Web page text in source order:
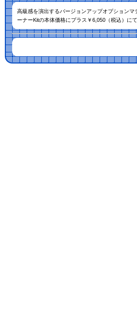
高級感を演出するバージョンアップオプション
ーナーKitの本体価格にプラス￥6,050（税込）に